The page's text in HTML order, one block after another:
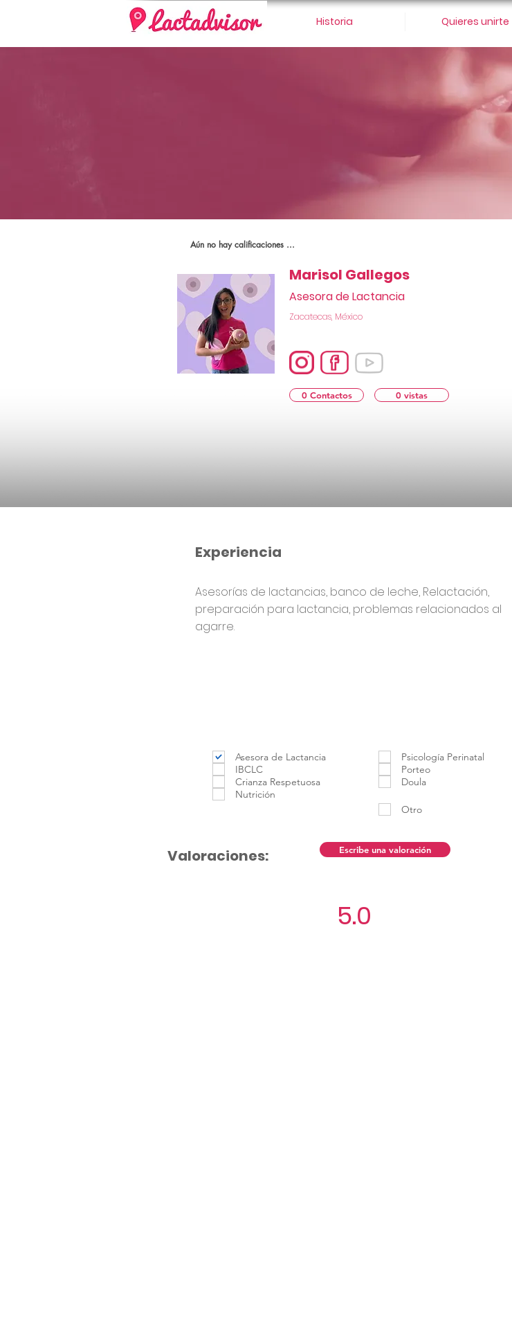
Historia Quieres unirte
Aún no hay calificaciones ...
Marisol Gallegos
Asesora de Lactancia
Zacatecas, México
0 Contactos 0 vistas
Asesorías de lactancias, banco de leche, Relactación,
preparación para lactancia, problemas relacionados al
agarre.
Asesora de Lactancia
IBCLC
Crianza Respetuosa
Nutrición
Psicología Perinatal
Porteo
Doula
Otro
Experiencia
Valoraciones: Escribe una valoración
5.0